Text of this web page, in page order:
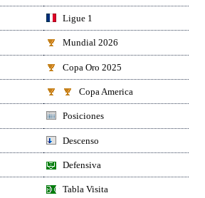
Ligue 1
Mundial 2026
Copa Oro 2025
Copa America
Posiciones
Descenso
Defensiva
Tabla Visita